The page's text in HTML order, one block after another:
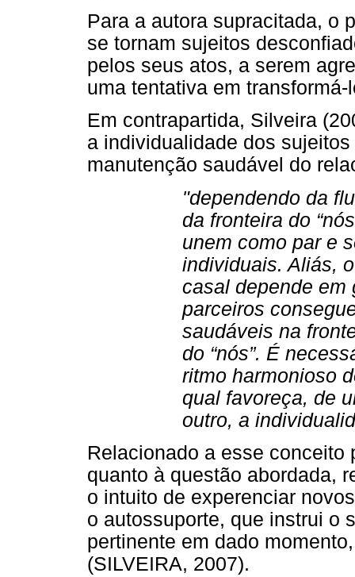
Para a autora supracitada, o
se tornam sujeitos
pelos seus atos, a serem
uma tentativa em
Em contrapartida, Silveira
a individualidade dos
manutenção saudável do
"dependendo da
da fronteira do
unem como par e
individuais. Aliás,
casal depende em
parceiros
saudáveis na
do “nós”. É
ritmo harmonioso
qual favoreça, de
outro, a
Relacionado a esse
quanto à questão abordada,
o intuito de experenciar
o autossuporte, que instrui o
pertinente em dado
(SILVEIRA, 2007).